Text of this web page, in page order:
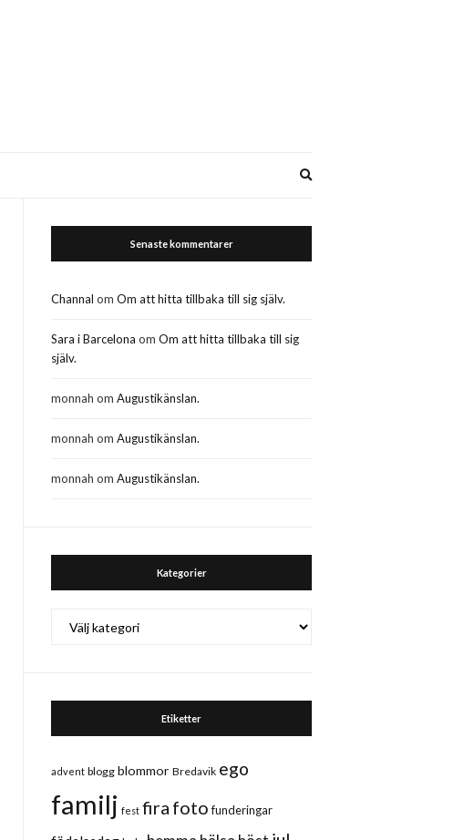
Senaste kommentarer
Channal omOm att hitta tillbaka till sig själv.
Sara i Barcelona omOm att hitta tillbaka till sig
själv.
monnah omAugustikänslan.
monnah omAugustikänslan.
monnah omAugustikänslan.
Kategorier
Etiketter
advent blogg blommor Bredavik ego
familj fest fira foto funderingar